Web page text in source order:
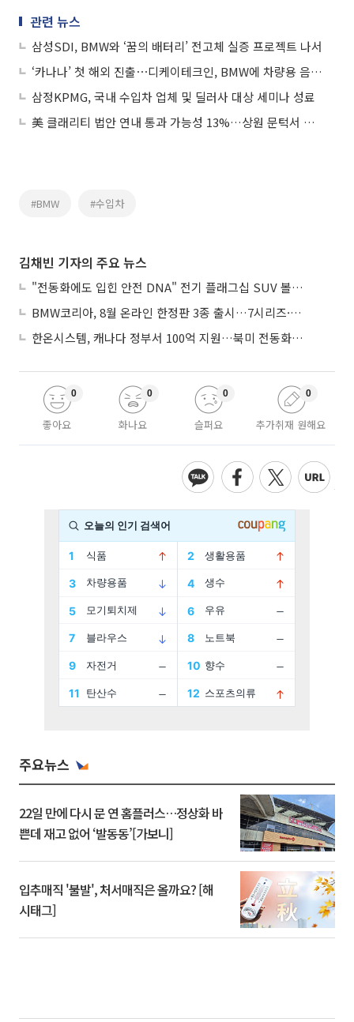
관련 뉴스
삼성SDI, BMW와 ‘꿈의 배터리’ 전고체 실증 프로젝트 나서
‘카나나’ 첫 해외 진출⋯디케이테크인, BMW에 차량용 음성 AI 시스템 공급
삼정KPMG, 국내 수입차 업체 및 딜러사 대상 세미나 성료
美 클래리티 법안 연내 통과 가능성 13%…상원 문턱서 제동
#BMW #수입차
김채빈 기자의 주요 뉴스
"전동화에도 입힌 안전 DNA" 전기 플래그십 SUV 볼보 'EX90'
BMW코리아, 8월 온라인 한정판 3종 출시…7시리즈·X7·M340i 투어링
한온시스템, 캐나다 정부서 100억 지원…북미 전동화 시장 가속
좋아요
0
화나요
0
슬퍼요
0
추가취재 원해요
0
주요뉴스
22일 만에 다시 문 연 홈플러스…정상화 바
쁜데 재고 없어 ‘발동동’[가보니]
입추매직 '불발', 처서매직은 올까요? [해
시태그]